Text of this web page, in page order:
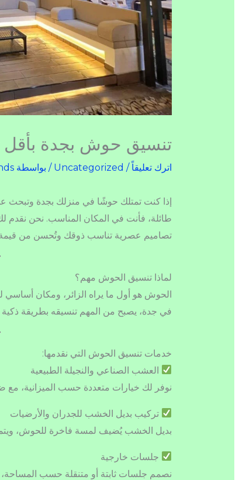
تنسيق حوش بجدة بأقل
اترك تعليقاً /
Uncategorized / بواسطة
إذا كنت تمتلك حوشًا في منزلك بجدة وتبحث
طائلة، فأنت في المكان المناسب. نحن
تصاميم عصرية تناسب ذوقك وتُحسن من قيمة
لماذا تنسيق الحوش مهم؟
الحوش هو أول ما يراه الزائر، ومكان أساسي
في جدة، يصبح من المهم تنسيقه بطريقة ذكية
خدمات تنسيق الحوش التي نقدمها:
العشب الصناعي والنجيلة الطبيعية
نوفر لك خيارات متعددة حسب الميزانية، مع
تركيب بديل الخشب للجدران والأرضيات
بديل الخشب يُضيف لمسة فاخرة للحوش،
جلسات خارجية
نصمم جلسات ثابتة أو متنقلة حسب